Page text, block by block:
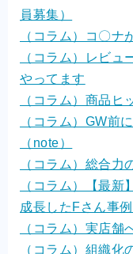
員募集）
（コラム）コ〇ナ
（コラム）レビュ
やってます
（コラム）商品
（コラム）GW前
（note）
（コラム）総合力
（コラム）【最
成長したFさん事例
（コラム）実店舗
（コラム）組織化